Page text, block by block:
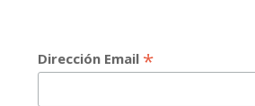
Dirección Email *